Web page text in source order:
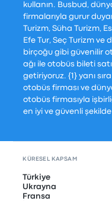
kullanın. Busbud,
firmalarıyla gurur
Turizm, Süha Turizm,
Efe Tur, Seç Turizm
birçoğu gibi güvenilir
ağı ile otobüs bileti
getiriyoruz. {1} yanı
otobüs firması ve
otobüs firmasıyla
en iyi ve güvenli şekilde
KÜRESEL KAPSAM
Türkiye
Ukrayna
Fransa